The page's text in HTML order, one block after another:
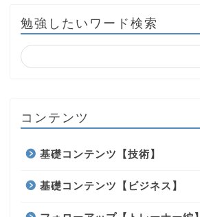
勉強したいワード検索
コンテンツ
基礎コンテンツ【技術】
基礎コンテンツ【ビジネス】